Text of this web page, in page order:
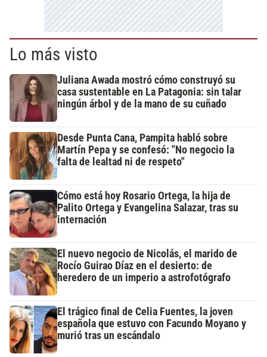
Lo más visto
Juliana Awada mostró cómo construyó su
casa sustentable en La Patagonia: sin talar
ningún árbol y de la mano de su cuñado
Desde Punta Cana, Pampita habló sobre
Martín Pepa y se confesó: "No negocio la
falta de lealtad ni de respeto"
Cómo está hoy Rosario Ortega, la hija de
Palito Ortega y Evangelina Salazar, tras su
internación
El nuevo negocio de Nicolás, el marido de
Rocío Guirao Díaz en el desierto: de
heredero de un imperio a astrofotógrafo
El trágico final de Celia Fuentes, la joven
española que estuvo con Facundo Moyano y
murió tras un escándalo